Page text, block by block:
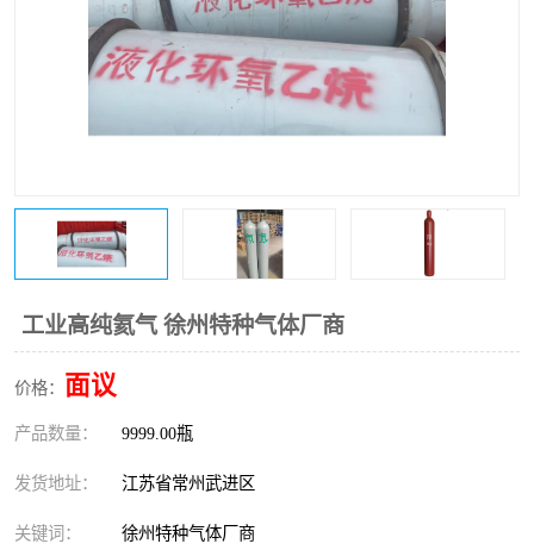
工业高纯氦气 徐州特种气体厂商
价格： 面议
产品数量： 9999.00瓶
发货地址： 江苏省常州武进区
关键词： 徐州特种气体厂商